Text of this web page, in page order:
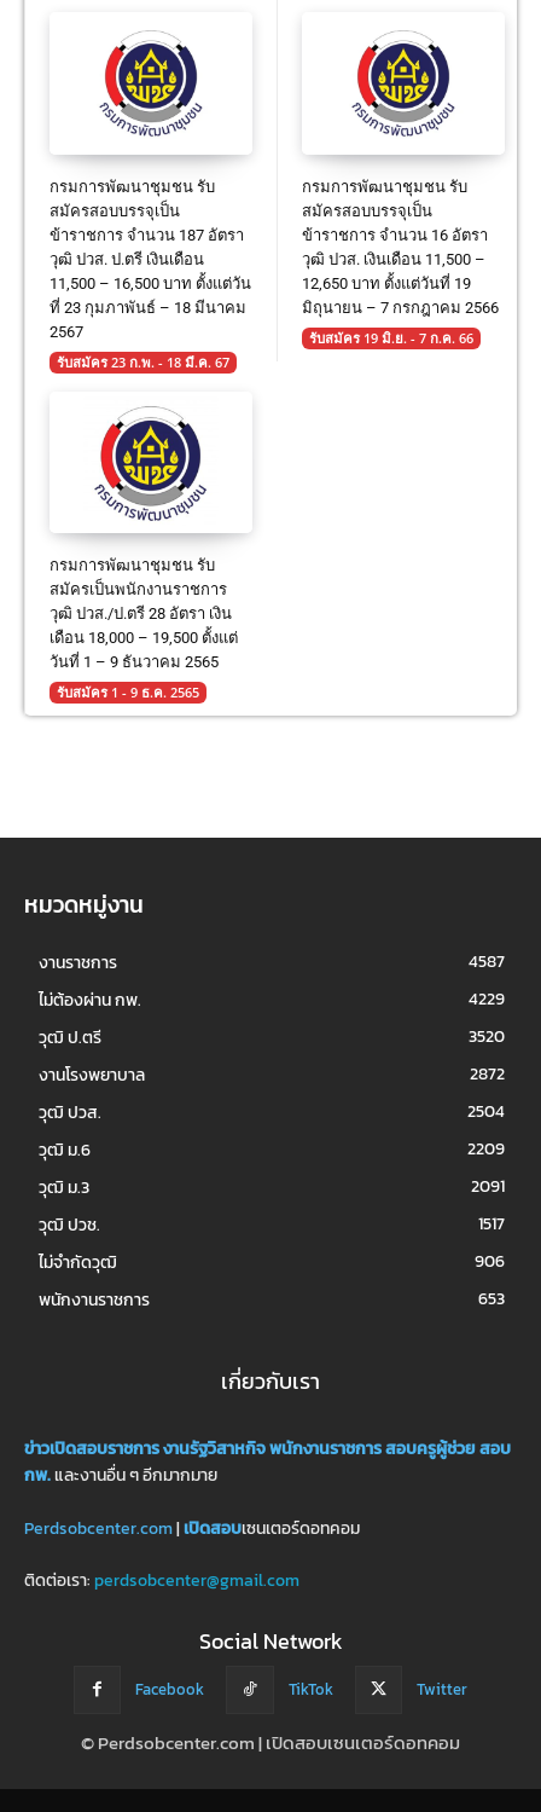
กรมการพัฒนาชุมชน รับ
สมัครสอบบรรจุเป็น
ข้าราชการ จำนวน 187 อัตรา
วุฒิ ปวส. ป.ตรี เงินเดือน
11,500 – 16,500 บาท ตั้งแต่วัน
ที่ 23 กุมภาพันธ์ – 18 มีนาคม
2567
รับสมัคร 23 ก.พ. - 18 มี.ค. 67
กรมการพัฒนาชุมชน รับ
สมัครสอบบรรจุเป็น
ข้าราชการ จำนวน 16 อัตรา
วุฒิ ปวส. เงินเดือน 11,500 –
12,650 บาท ตั้งแต่วันที่ 19
มิถุนายน – 7 กรกฎาคม 2566
รับสมัคร 19 มิ.ย. - 7 ก.ค. 66
กรมการพัฒนาชุมชน รับ
สมัครเป็นพนักงานราชการ
วุฒิ ปวส./ป.ตรี 28 อัตรา เงิน
เดือน 18,000 – 19,500 ตั้งแต่
วันที่ 1 – 9 ธันวาคม 2565
รับสมัคร 1 - 9 ธ.ค. 2565
หมวดหมู่งาน
งานราชการ
4587
ไม่ต้องผ่าน กพ.
4229
วุฒิ ป.ตรี
3520
งานโรงพยาบาล
2872
วุฒิ ปวส.
2504
วุฒิ ม.6
2209
วุฒิ ม.3
2091
วุฒิ ปวช.
1517
ไม่จำกัดวุฒิ
906
พนักงานราชการ
653
เกี่ยวกับเรา
ข่าวเปิดสอบราชการงานรัฐวิสาหกิจพนักงานราชการสอบครูผู้ช่วยสอบ
กพ.และงานอื่น ๆ อีกมากมาย
Perdsobcenter.com|เปิดสอบเซนเตอร์ดอทคอม
ติดต่อเรา: perdsobcenter@gmail.com
Social Network
Facebook TikTok Twitter
© Perdsobcenter.com | เปิดสอบเซนเตอร์ดอทคอม